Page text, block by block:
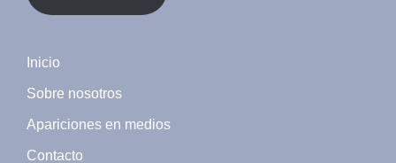
Inicio
Sobre nosotros
Apariciones en medios
Contacto